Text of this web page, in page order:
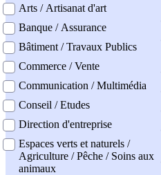
Arts / Artisanat d'art
Banque / Assurance
Bâtiment / Travaux Publics
Commerce / Vente
Communication / Multimédia
Conseil / Etudes
Direction d'entreprise
Espaces verts et naturels /
Agriculture / Pêche / Soins aux
animaux